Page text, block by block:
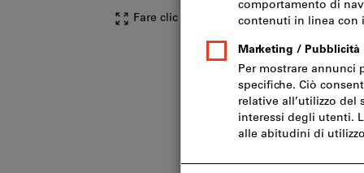
Fare clic per ingrandire l‘immagine